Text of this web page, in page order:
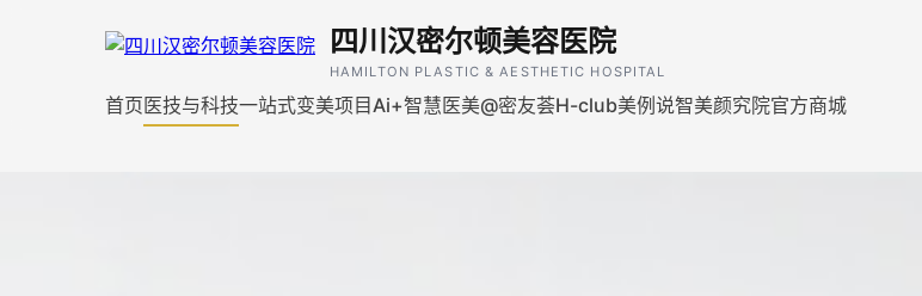
四川汉密尔顿美容医院
HAMILTON PLASTIC & AESTHETIC HOSPITAL
首页医技与科技一站式变美项目Ai+智慧医美@密友荟H-club美例说智美颜究院官方商城